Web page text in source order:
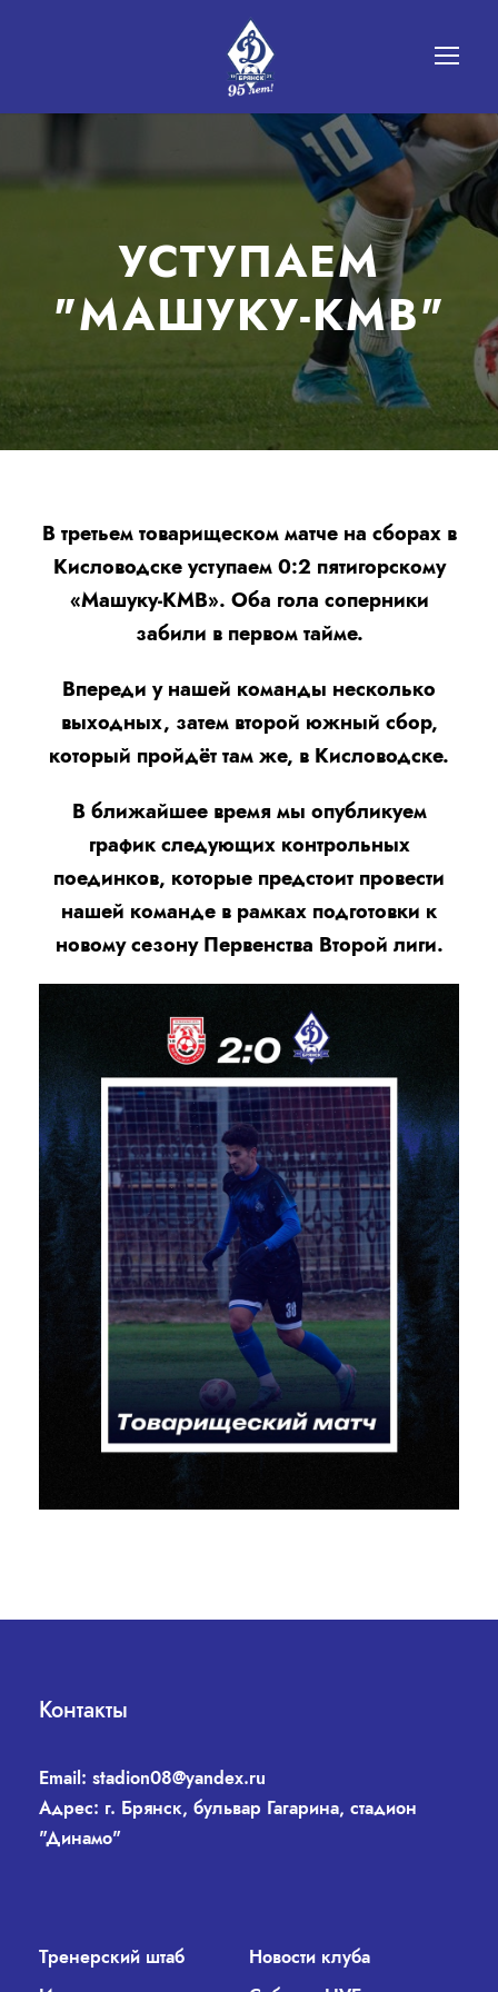
УСТУПАЕМ
"МАШУКУ-КМВ"
В третьем товарищеском матче на сборах в
Кисловодске уступаем 0:2 пятигорскому
«Машуку-КМВ». Оба гола соперники
забили в первом тайме.
Впереди у нашей команды несколько
выходных, затем второй южный сбор,
который пройдёт там же, в Кисловодске.
В ближайшее время мы опубликуем
график следующих контрольных
поединков, которые предстоит провести
нашей команде в рамках подготовки к
новому сезону Первенства Второй лиги.
Контакты
Email: stadion08@yandex.ru
Адрес: г. Брянск, бульвар Гагарина, стадион
"Динамо"
Тренерский штаб
Новости клуба